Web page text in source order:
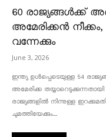
60 രാജ്യങ്ങൾക്ക്
അമേരിക്കൻ
വന്നേക്കും
June 3, 2026
ഇന്ത്യ ഉൾപ്പെടെയുള്ള 54
അമേരിക്ക
രാജ്യങ്ങളിൽ നിന്നുള്ള
ചുമത്തിയേക്കും....